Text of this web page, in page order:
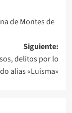
de Montes de
Siguiente:
delitos por lo
alias «Luisma»